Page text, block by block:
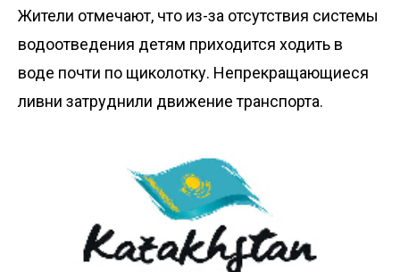
Жители отмечают, что из-за отсутствия системы
водоотведения детям приходится ходить в
воде почти по щиколотку. Непрекращающиеся
ливни затруднили движение транспорта.